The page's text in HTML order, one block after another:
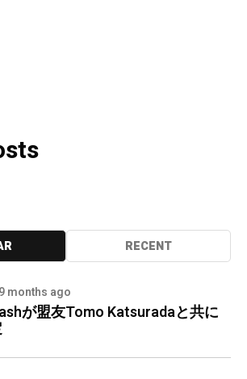
RECENT
9 months ago
が盟友Tomo Katsuradaと共に